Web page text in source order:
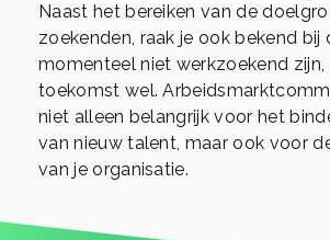
Naast het bereiken van de
zoekenden, raak je ook bekend bij
momenteel niet werkzoekend zijn,
toekomst wel.
niet alleen belangrijk voor het
van nieuw talent, maar ook voor
van je organisatie.